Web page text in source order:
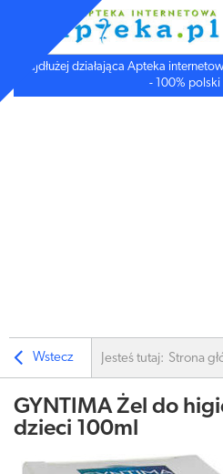
Najdłużej działająca Apteka
- 100% polski
Wstecz Jesteś tutaj: Strona
GYNTIMA Żel do
dzieci 100ml